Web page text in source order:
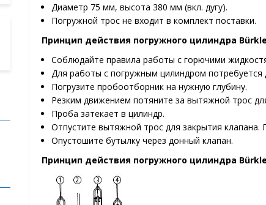
Диаметр 75 мм, высота 380 мм (вкл. дугу).
Погружной трос не входит в комплект поставки.
Принцип действия погружного цилиндра
Соблюдайте правила работы с горючими
Для работы с погружным цилиндром
Погрузите пробоотборник на нужную глубину.
Резким движением потяните за вытяжной трос
Проба затекает в цилиндр.
Отпустите вытяжной трос для закрытия
Опустошите бутылку через донный клапан.
Принцип действия погружного цилиндра